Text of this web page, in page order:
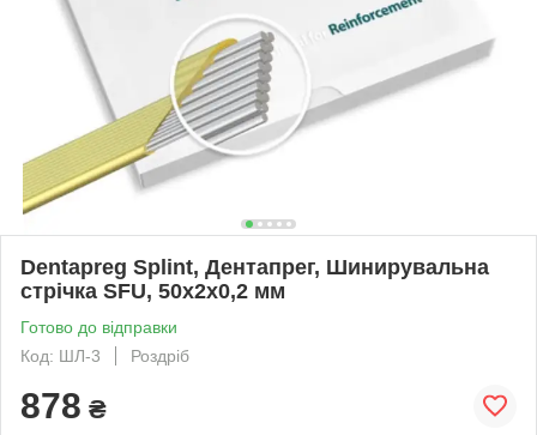
Dentapreg Splint, Дентапрег, Шинирувальна
стрічка SFU, 50х2х0,2 мм
Готово до відправки
Код: ШЛ-3
Роздріб
878 ₴